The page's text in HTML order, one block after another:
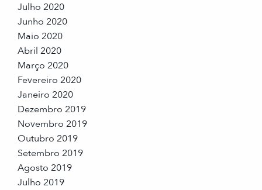
Julho 2020
Junho 2020
Maio 2020
Abril 2020
Março 2020
Fevereiro 2020
Janeiro 2020
Dezembro 2019
Novembro 2019
Outubro 2019
Setembro 2019
Agosto 2019
Julho 2019